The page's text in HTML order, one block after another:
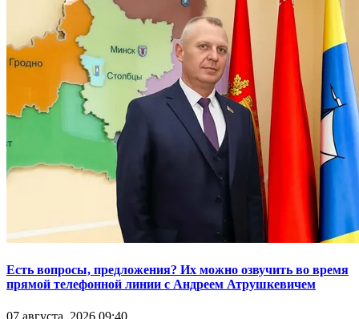
Есть вопросы, предложения? Их можно озвучить во время
прямой телефонной линии с Андреем Атрушкевичем
07 августа, 2026 09:40